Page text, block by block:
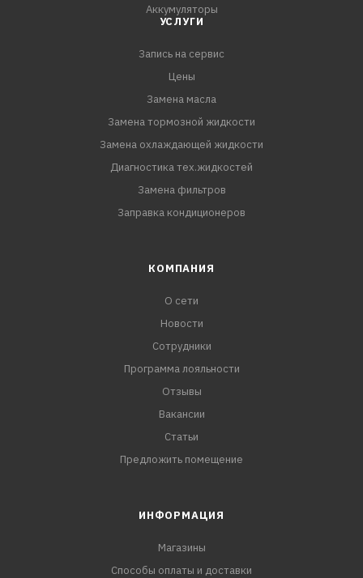
Аккумуляторы
УСЛУГИ
Запись на сервис
Цены
Замена масла
Замена тормозной жидкости
Замена охлаждающей жидкости
Диагностика тех.жидкостей
Замена фильтров
Заправка кондиционеров
КОМПАНИЯ
О сети
Новости
Сотрудники
Программа лояльности
Отзывы
Вакансии
Статьи
Предложить помещение
ИНФОРМАЦИЯ
Магазины
Способы оплаты и доставки